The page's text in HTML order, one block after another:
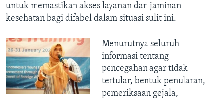
untuk memastikan akses layanan dan jaminan
kesehatan bagi difabel dalam situasi sulit ini.
Menurutnya seluruh
informasi tentang
pencegahan agar tidak
tertular, bentuk penularan,
pemeriksaan gejala,